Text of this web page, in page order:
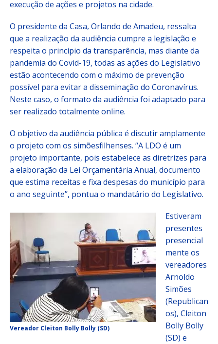
execução de ações e projetos na cidade.
O presidente da Casa, Orlando de Amadeu, ressalta
que a realização da audiência cumpre a legislação e
respeita o princípio da transparência, mas diante da
pandemia do Covid-19, todas as ações do Legislativo
estão acontecendo com o máximo de prevenção
possível para evitar a disseminação do Coronavírus.
Neste caso, o formato da audiência foi adaptado para
ser realizado totalmente online.
O objetivo da audiência pública é discutir amplamente
o projeto com os simõesfilhenses. “A LDO é um
projeto importante, pois estabelece as diretrizes para
a elaboração da Lei Orçamentária Anual, documento
que estima receitas e fixa despesas do município para
o ano seguinte”, pontua o mandatário do Legislativo.
Vereador Cleiton Bolly Bolly (SD)
Estiveram
presentes
presencial
mente os
vereadores
Arnoldo
Simões
(Republican
os), Cleiton
Bolly Bolly
(SD) e